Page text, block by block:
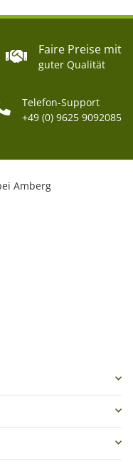
Faire Preise mit
guter Qualität
Telefon-Support
+49 (0) 9625 9092085
Amberg